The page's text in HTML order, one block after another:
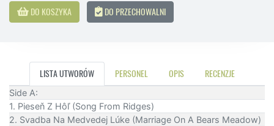
DO KOSZYKA DO PRZECHOWALNI
LISTA UTWORÓW PERSONEL OPIS RECENZJE
Side A:
1. Pieseň Z Hôľ (Song From Ridges)
2. Svadba Na Medvedej Lúke (Marriage On A Bears Meadow)